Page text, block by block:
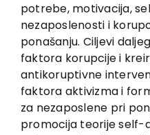
potrebe, motivacija,
nezaposlenosti i
ponašanju. Ciljevi
faktora korupcije i
antikoruptivne
faktora aktivizma i
za nezaposlene pri
promocija teorije self-